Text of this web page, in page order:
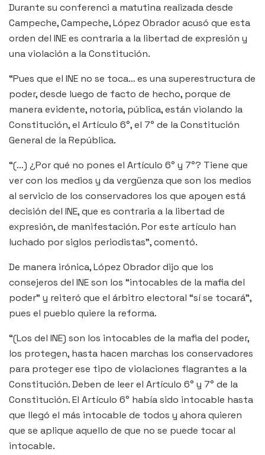
Durante su conferenci a matutina realizada desde
Campeche, Campeche, López Obrador acusó que esta
orden del INE es contraria a la libertad de expresión y
una violación a la Constitución.
“Pues que el INE no se toca… es una superestructura de
poder, desde luego de facto de hecho, porque de
manera evidente, notoria, pública, están violando la
Constitución, el Artículo 6°, el 7° de la Constitución
General de la República.
“(…) ¿Por qué no pones el Artículo 6° y 7°? Tiene que
ver con los medios y da vergüenza que son los medios
al servicio de los conservadores los que apoyen está
decisión del INE, que es contraria a la libertad de
expresión, de manifestación. Por este artículo han
luchado por siglos periodistas”, comentó.
De manera irónica, López Obrador dijo que los
consejeros del INE son los “intocables de la mafia del
poder” y reiteró que el árbitro electoral “sí se tocará”,
pues el pueblo quiere la reforma.
“(Los del INE) son los intocables de la mafia del poder,
los protegen, hasta hacen marchas los conservadores
para proteger ese tipo de violaciones flagrantes a la
Constitución. Deben de leer el Artículo 6° y 7° de la
Constitución. El Artículo 6° había sido intocable hasta
que llegó el más intocable de todos y ahora quieren
que se aplique aquello de que no se puede tocar al
intocable.